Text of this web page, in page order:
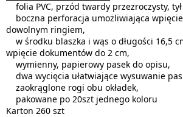
folia PVC, przód twardy przezroczysty,
boczna perforacja umożliwiająca
dowolnym ringiem,
w środku blaszka i wąs o długości 16,5
wpięcie dokumentów do 2 cm,
wymienny, papierowy pasek do opisu,
dwa wycięcia ułatwiające wysuwanie
zaokrąglone rogi obu okładek,
pakowane po 20szt jednego koloru
Karton 260 szt